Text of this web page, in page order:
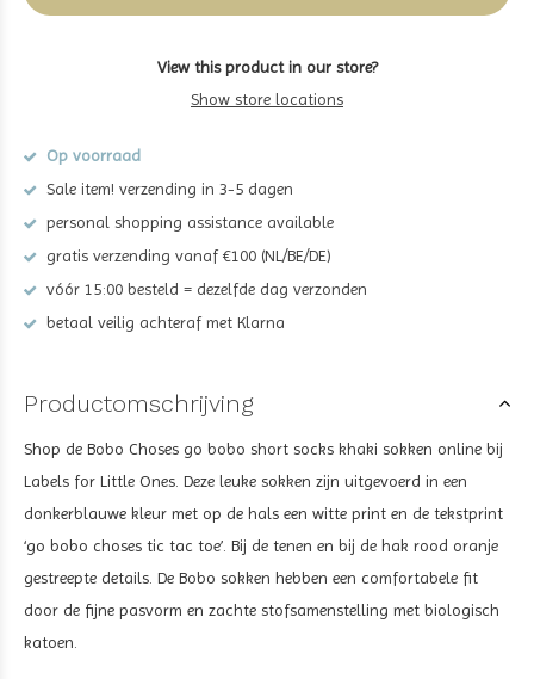
View this product in our store?
Show store locations
Op voorraad
Sale item! verzending in 3-5 dagen
personal shopping assistance available
gratis verzending vanaf €100 (NL/BE/DE)
vóór 15:00 besteld = dezelfde dag verzonden
betaal veilig achteraf met Klarna
Productomschrijving
Shop de Bobo Choses go bobo short socks khaki sokken online bij
Labels for Little Ones. Deze leuke sokken zijn uitgevoerd in een
donkerblauwe kleur met op de hals een witte print en de tekstprint
‘go bobo choses tic tac toe’. Bij de tenen en bij de hak rood oranje
gestreepte details. De Bobo sokken hebben een comfortabele fit
door de fijne pasvorm en zachte stofsamenstelling met biologisch
katoen.